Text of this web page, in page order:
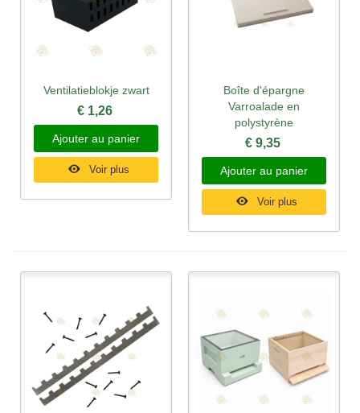
Ventilatieblokje zwart
€ 1,26
Ajouter au panier
Voir plus
Boîte d'épargne
Varroalade en
polystyrène
€ 9,35
Ajouter au panier
Voir plus